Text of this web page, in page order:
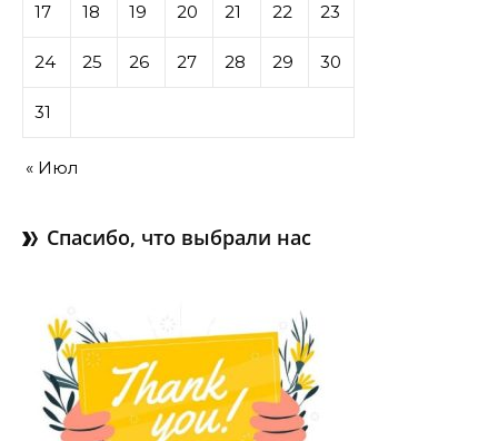
17 18 19 20 21 22 23
24 25 26 27 28 29 30
31
« Июл
Спасибо, что выбрали нас